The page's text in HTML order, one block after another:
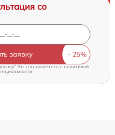
со
заявку
Вы соглашаетесь cполитикой